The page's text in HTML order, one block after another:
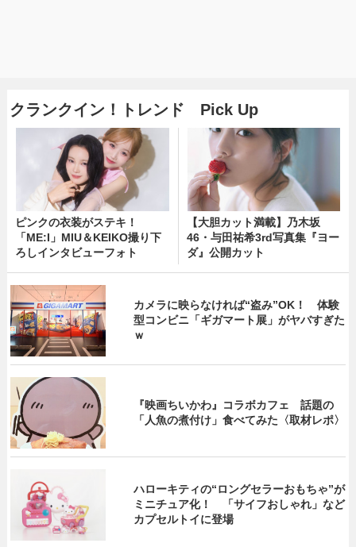
クランクイン！トレンド Pick Up
ピンクの衣装がステキ！
「ME:I」MIU＆KEIKO撮り下
ろしインタビューフォト
【大胆カット満載】乃木坂
46・与田祐希3rd写真集『ヨー
ダ』公開カット
カメラに映らなければ“盗み”OK！ 体験
型コンビニ「ギガマート展」がヤバすぎた
ｗ
『映画ちいかわ』コラボカフェ 話題の
「人魚の煮付け」食べてみた〈取材レポ〉
ハローキティの“ロングセラーおもちゃ”が
ミニチュア化！ 「サイフおしゃれ」など
カプセルトイに登場